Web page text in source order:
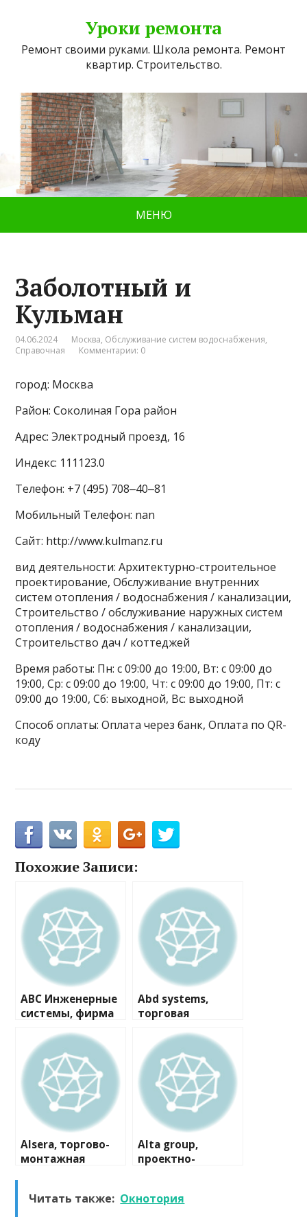
Уроки ремонта
Ремонт своими руками. Школа ремонта. Ремонт
квартир. Строительство.
МЕНЮ
Заболотный и
Кульман
04.06.2024 Москва, Обслуживание систем водоснабжения,
Справочная
Комментарии: 0
город: Москва
Район: Соколиная Гора район
Адрес: Электродный проезд, 16
Индекс: 111123.0
Телефон: +7 (495) 708‒40‒81
Мобильный Телефон: nan
Сайт: http://www.kulmanz.ru
вид деятельности: Архитектурно-строительное
проектирование, Обслуживание внутренних
систем отопления / водоснабжения / канализации,
Строительство / обслуживание наружных систем
отопления / водоснабжения / канализации,
Строительство дач / коттеджей
Время работы: Пн: с 09:00 до 19:00, Вт: с 09:00 до
19:00, Ср: с 09:00 до 19:00, Чт: с 09:00 до 19:00, Пт: с
09:00 до 19:00, Сб: выходной, Вс: выходной
Способ оплаты: Оплата через банк, Оплата по QR-
коду
Похожие Записи:
ABC Инженерные
системы, фирма
Abd systems,
торговая
Alsera, торгово-
монтажная
Alta group,
проектно-
Читать также: Окнотория